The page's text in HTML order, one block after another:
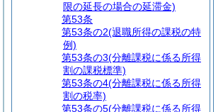
限の延長の場合の延滞金)
第53条
第53条の2(退職所得の課税の特
例)
第53条の3(分離課税に係る所得
割の課税標準)
第53条の4(分離課税に係る所得
割の税率)
第53条の5(分離課税に係る所得